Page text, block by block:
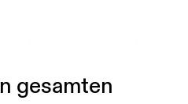
gesamten